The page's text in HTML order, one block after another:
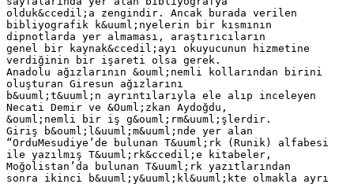
olduk&ccedil;a zengindir. Ancak burada verilen
bibliyografik k&uuml;nyelerin bir kısmının
dipnotlarda yer almaması, araştırıcıların
genel bir kaynak&ccedil;ayı okuyucunun hizmetine
verdiğinin bir işareti olsa gerek.
Anadolu ağızlarının &ouml;nemli kollarından birini
oluşturan Giresun ağızlarını
b&uuml;t&uuml;n ayrıntılarıyla ele alıp inceleyen
Necati Demir ve &Ouml;zkan Aydoğdu,
&ouml;nemli bir iş g&ouml;rm&uuml;şlerdir.
Giriş b&ouml;l&uuml;m&uuml;nde yer alan
“OrduMesudiye’de bulunan T&uuml;rk (Runik) alfabesi
ile yazılmış T&uuml;rk&ccedil;e kitabeler,
Moğolistan’da bulunan T&uuml;rk yazıtlarından
sonra ikinci b&uuml;y&uuml;kl&uuml;kte olmakla ayrı